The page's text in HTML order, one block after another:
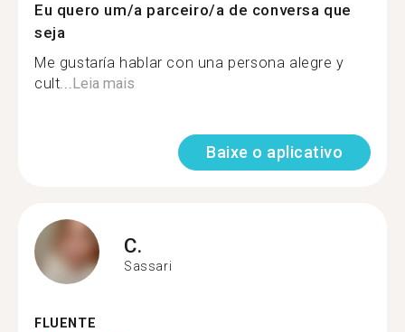
Eu quero um/a parceiro/a de conversa que
seja
Me gustaría hablar con una persona alegre y
cult...Leia mais
Baixe o aplicativo
C.
Sassari
FLUENTE